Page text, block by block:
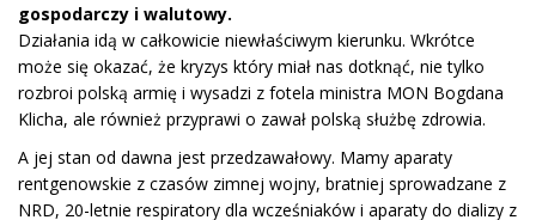
gospodarczy i walutowy.
Działania idą w całkowicie niewłaściwym kierunku. Wkrótce
może się okazać, że kryzys który miał nas dotknąć, nie tylko
rozbroi polską armię i wysadzi z fotela ministra MON Bogdana
Klicha, ale również przyprawi o zawał polską służbę zdrowia.
A jej stan od dawna jest przedzawałowy. Mamy aparaty
rentgenowskie z czasów zimnej wojny, bratniej sprowadzane z
NRD, 20-letnie respiratory dla wcześniaków i aparaty do dializy z